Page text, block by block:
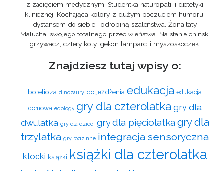
z zacięciem medycznym. Studentka naturopatii i dietetyki
klinicznej. Kochająca kolory, z dużym poczuciem humoru,
dystansem do siebie i odrobiną szaleństwa. Żona taty
Malucha, swojego totalnego przeciwieństwa. Na stanie chiński
grzywacz, cztery koty, gekon lamparci i myszoskoczek.
Znajdziesz tutaj wpisy o:
borelioza dinozaury do jeżdżenia edukacja edukacja
domowa eqology gry dla czterolatka gry dla
dwulatka gry dla dzieci gry dla pięciolatka gry dla
trzylatka gry rodzinne integracja sensoryczna
klocki książki książki dla czterolatka